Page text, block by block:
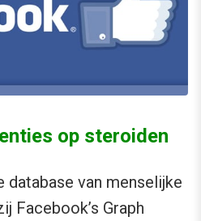
op steroiden
database van menselijke
Facebook’s Graph